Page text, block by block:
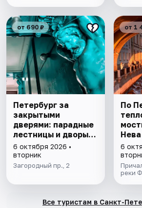
от 690 ₽
Петербург за
закрытыми
дверями: парадные
лестницы и дворы-
колодцы
6 октября 2026 •
вторник
Загородный пр., 2
от 1
По
Нева
6
реки
Все туристам в Санкт-